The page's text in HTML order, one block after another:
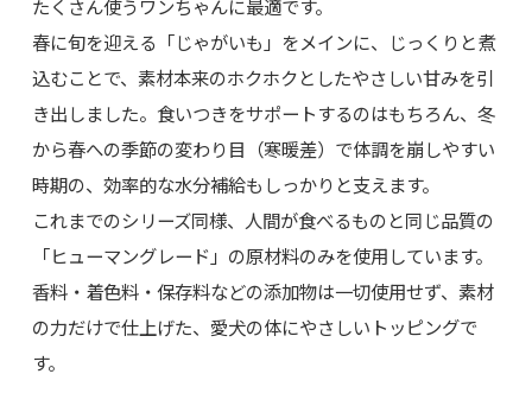
たくさん使うワンちゃんに最適です。
春に旬を迎える「じゃがいも」をメインに、じっくりと煮
込むことで、素材本来のホクホクとしたやさしい甘みを引
き出しました。食いつきをサポートするのはもちろん、冬
から春への季節の変わり目（寒暖差）で体調を崩しやすい
時期の、効率的な水分補給もしっかりと支えます。
これまでのシリーズ同様、人間が食べるものと同じ品質の
「ヒューマングレード」の原材料のみを使用しています。
香料・着色料・保存料などの添加物は一切使用せず、素材
の力だけで仕上げた、愛犬の体にやさしいトッピングで
す。